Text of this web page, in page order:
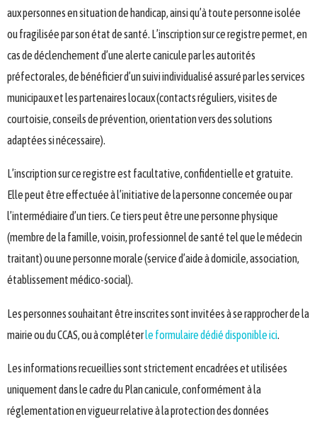
aux personnes en situation de handicap, ainsi qu’à toute personne isolée
ou fragilisée par son état de santé. L’inscription sur ce registre permet, en
cas de déclenchement d’une alerte canicule par les autorités
préfectorales, de bénéficier d’un suivi individualisé assuré par les services
municipaux et les partenaires locaux (contacts réguliers, visites de
courtoisie, conseils de prévention, orientation vers des solutions
adaptées si nécessaire).
L’inscription sur ce registre est facultative, confidentielle et gratuite.
Elle peut être effectuée à l’initiative de la personne concernée ou par
l’intermédiaire d’un tiers. Ce tiers peut être une personne physique
(membre de la famille, voisin, professionnel de santé tel que le médecin
traitant) ou une personne morale (service d’aide à domicile, association,
établissement médico-social).
Les personnes souhaitant être inscrites sont invitées à se rapprocher de la
mairie ou du CCAS, ou à compléterle formulaire dédié disponible ici.
Les informations recueillies sont strictement encadrées et utilisées
uniquement dans le cadre du Plan canicule, conformément à la
réglementation en vigueur relative à la protection des données